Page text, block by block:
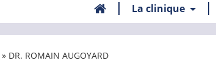
La clinique
» DR. ROMAIN AUGOYARD